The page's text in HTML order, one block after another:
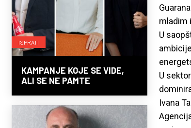
ISPRATI
KAMPANJE KOJE SE VIDE,
ALI SE NE PAMTE
mladim
U
U
Ivana